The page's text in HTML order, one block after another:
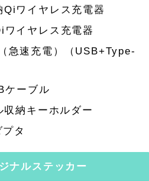
Qiワイヤレス充電器
ワイヤレス充電器
急速充電）（USB+Type-
ケーブル
納キーホルダー
タ
ナルステッカー